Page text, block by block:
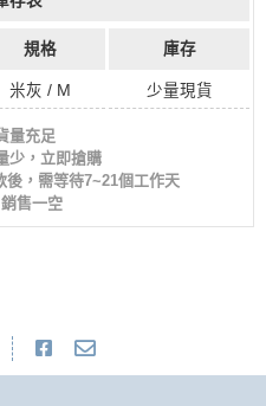
規格 庫存
米灰 / M 少量現貨
量充足
少，立即搶購
後，需等待7~21個工作天
售一空